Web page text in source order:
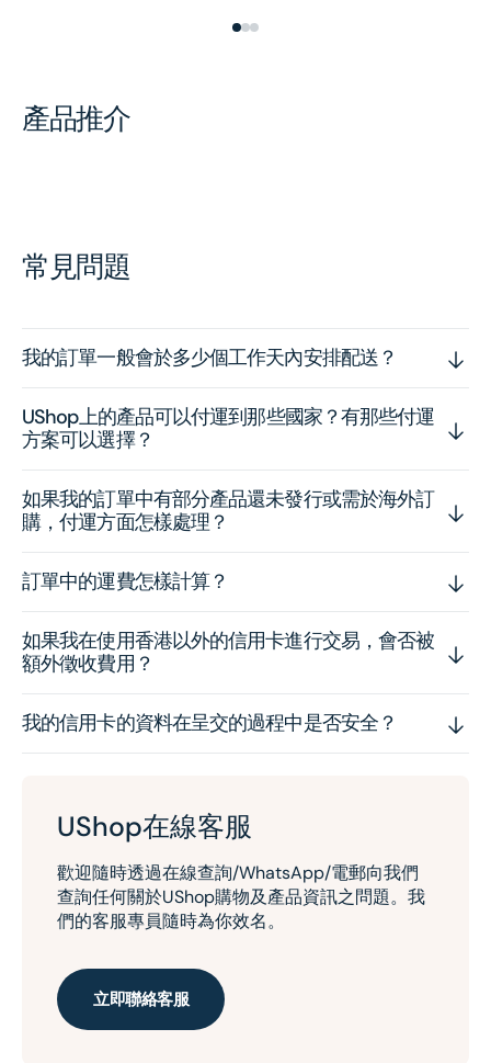
產品推介
常見問題
我的訂單一般會於多少個工作天內安排配送？
UShop上的產品可以付運到那些國家？有那些付運
方案可以選擇？
如果我的訂單中有部分產品還未發行或需於海外訂
購，付運方面怎樣處理？
訂單中的運費怎樣計算？
如果我在使用香港以外的信用卡進行交易，會否被
額外徵收費用？
我的信用卡的資料在呈交的過程中是否安全？
UShop在線客服
歡迎隨時透過在線查詢/WhatsApp/電郵向我們
查詢任何關於UShop購物及產品資訊之問題。我
們的客服專員隨時為你效名。
立即聯絡客服